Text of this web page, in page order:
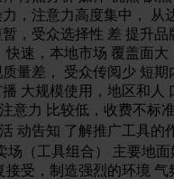
，注意力高度集中， 从
，受众选择性 差 提升品
快速，本地市场 覆盖面大
量差， 受众传阅少 短期
大规模使用，地区和人
意力 比较低，收费不标
动告知 了解推广工具的
场（工具组合） 主要地
接受，制造强烈的环境 气